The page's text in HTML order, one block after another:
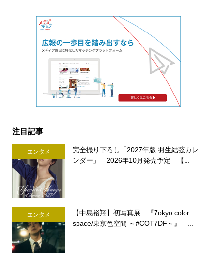
注目記事
エンタメ
完全撮り下ろし「2027年版 羽生結弦カレ
ンダー」 2026年10月発売予定 【...
エンタメ
【中島裕翔】初写真展 『7okyo color
space/東京色空間 ～#COT7DF～』 ...